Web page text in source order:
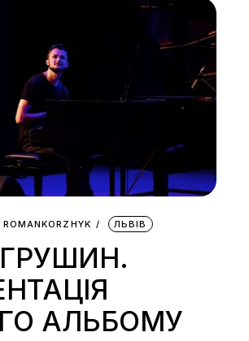
ROMANKORZHYK ЛЬВІВ
АЛЬБОМУ